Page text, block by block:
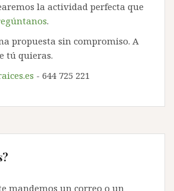
la actividad perfecta que
.
propuesta sin compromiso. A
tú quieras.
- 644 725 221
mandemos un correo o un